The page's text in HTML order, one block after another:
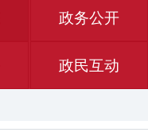
政务公开
政民互动